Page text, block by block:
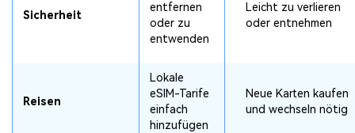
Sicherheit
entfernen
oder zu
entwenden
Leicht zu verlieren
oder entnehmen
Reisen
Lokale
eSIM-Tarife
einfach
hinzufügen
Neue Karten kaufen
und wechseln nötig